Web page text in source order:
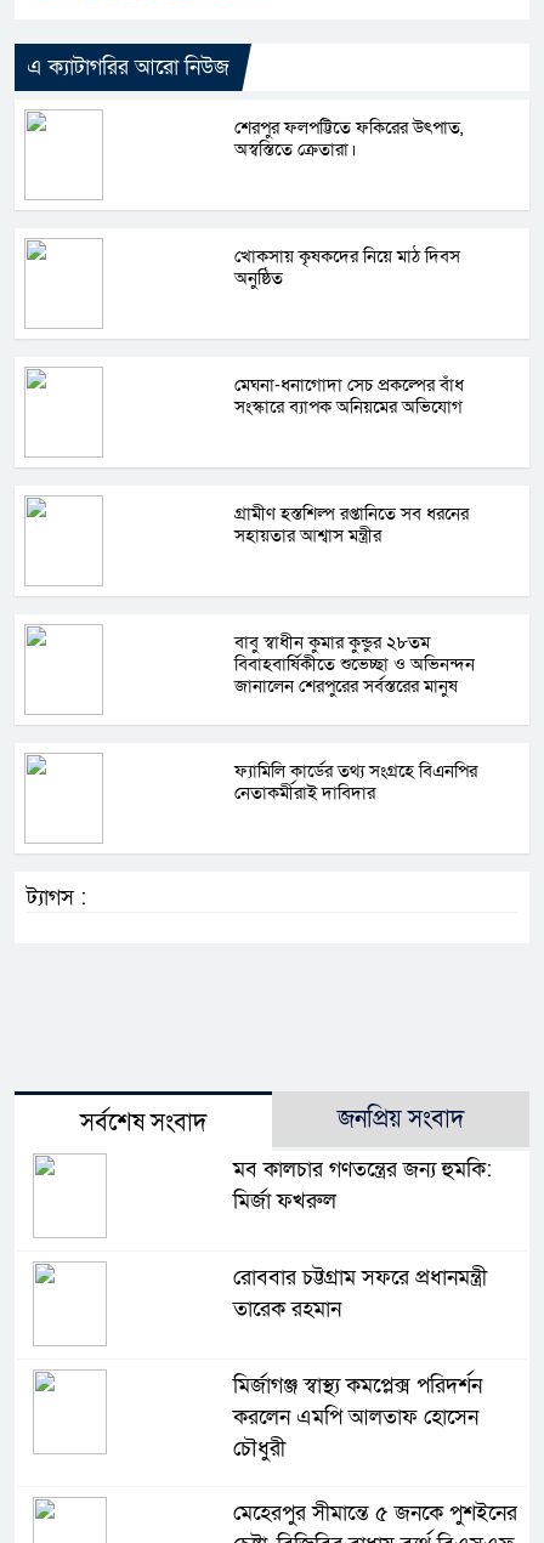
এ ক্যাটাগরির আরো নিউজ
শেরপুর ফলপট্টিতে ফকিরের উৎপাত,
অস্বস্তিতে ক্রেতারা।
খোকসায় কৃষকদের নিয়ে মাঠ দিবস
অনুষ্ঠিত
মেঘনা-ধনাগোদা সেচ প্রকল্পের বাঁধ
সংস্কারে ব্যাপক অনিয়মের অভিযোগ
গ্রামীণ হস্তশিল্প রপ্তানিতে সব ধরনের
সহায়তার আশ্বাস মন্ত্রীর
বাবু স্বাধীন কুমার কুন্ডুর ২৮তম
বিবাহবার্ষিকীতে শুভেচ্ছা ও অভিনন্দন
জানালেন শেরপুরের সর্বস্তরের মানুষ
ফ্যামিলি কার্ডের তথ্য সংগ্রহে বিএনপির
নেতাকর্মীরাই দাবিদার
ট্যাগস :
সর্বশেষ সংবাদ জনপ্রিয় সংবাদ
মব কালচার গণতন্ত্রের জন্য হুমকি:
মির্জা ফখরুল
রোববার চট্টগ্রাম সফরে প্রধানমন্ত্রী
তারেক রহমান
মির্জাগঞ্জ স্বাস্থ্য কমপ্লেক্স পরিদর্শন
করলেন এমপি আলতাফ হোসেন
চৌধুরী
মেহেরপুর সীমান্তে ৫ জনকে পুশইনের